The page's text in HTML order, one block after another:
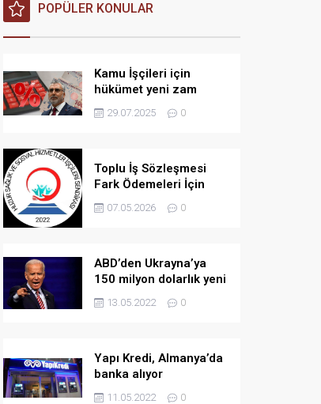
POPÜLER KONULAR
Kamu İşçileri için
hükümet yeni zam
teklifi verdi iddiası!
29.07.2025 0
Toplu İş Sözleşmesi
Fark Ödemeleri İçin
Açılan Davada Yeni
Gelişme: Bilirkişi
07.05.2026 0
ABD’den Ukrayna’ya
150 milyon dolarlık yeni
askeri yardım
13.05.2022 0
Yapı Kredi, Almanya’da
banka alıyor
11.05.2022 0